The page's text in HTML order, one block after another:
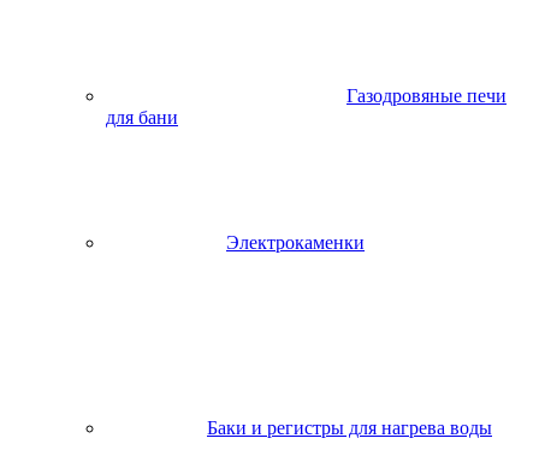
Газодровяные печи
для бани
Электрокаменки
Баки и регистры для нагрева воды